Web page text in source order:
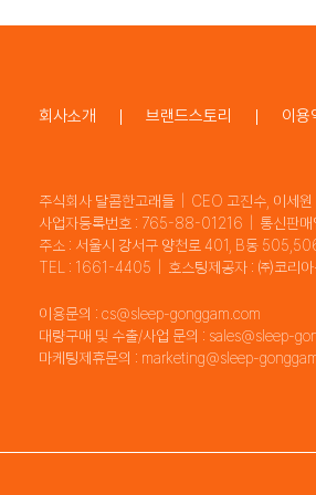
회사소개 브랜드스토리 이용
주식회사 달콤한고래들 | CEO 고진수, 이세원
사업자등록번호 : 765-88-01216 | 통신판
주소 : 서울시 강서구 양천로 401, B동
TEL : 1661-4405 | 호스팅제공자 : ㈜코리아
이용문의 : cs@sleep-gonggam.com
대량구매 및 수출/사업 문의 : sales@sleep-
마케팅제휴문의 : marketing@sleep-